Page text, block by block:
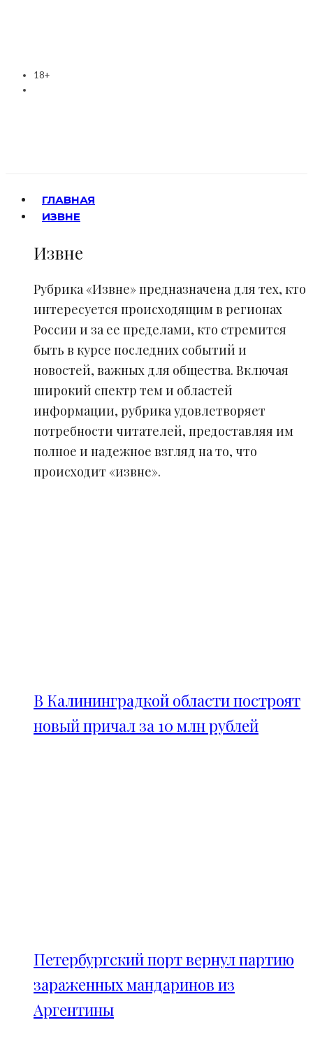
18+
ГЛАВНАЯ
ИЗВНЕ
Извне
Рубрика «Извне» предназначена для тех, кто
интересуется происходящим в регионах
России и за ее пределами, кто стремится
быть в курсе последних событий и
новостей, важных для общества. Включая
широкий спектр тем и областей
информации, рубрика удовлетворяет
потребности читателей, предоставляя им
полное и надежное взгляд на то, что
происходит «извне».
В Калининградкой области построят
новый причал за 10 млн рублей
Петербургский порт вернул партию
зараженных мандаринов из
Аргентины